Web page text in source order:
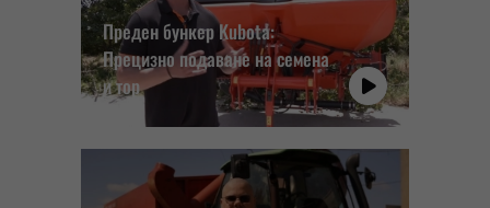
Преден бункер Kubota:
Прецизно подаване на семена
и тор